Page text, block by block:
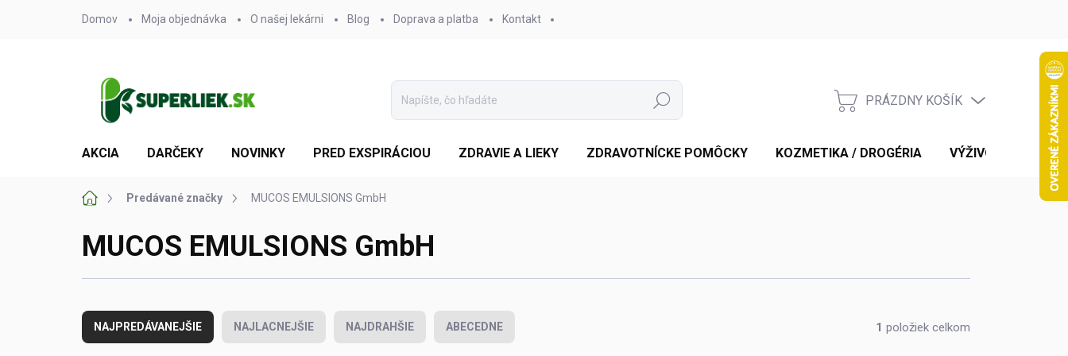
Domov Moja objednávka O našej lekárni Blog Doprava a platba Kontakt
Hľadať
NÁKUPNÝ
PRÁZDNY KOŠÍK
AKCIA DARČEKY NOVINKY PRED EXSPIRÁCIOU ZDRAVIE A LIEKY ZDRAVOTNÍCKE POMÔCKY KOZMETIKA / DROGÉRIA VÝŽIVOVÉ
DomovPredávané značky MUCOS EMULSIONS GmbH
MUCOS EMULSIONS GmbH
a
d
NAJPREDÁVANEJŠIE NAJLACNEJŠIE NAJDRAHŠIE ABECEDNE 1 položiek celkom